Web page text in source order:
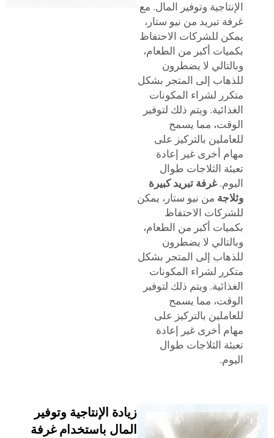
وتوفير المال. مع
تبريد من نيو ستار،
للشركات الاحتفاظ
أكبر من الطعام،
لا يضطرون
إلى المتجر بشكل
لشراء المكونات
ويتم ذلك لتوفير
مما يسمح
بالتركيز على
أخرى غير إعادة
الثلاجات طوال
غرفة تبريد كبيرة
من نيو ستار، يمكن
الاحتفاظ
أكبر من الطعام،
لا يضطرون
إلى المتجر بشكل
لشراء المكونات
ويتم ذلك لتوفير
مما يسمح
بالتركيز على
أخرى غير إعادة
الثلاجات طوال
زيادة الإنتاجية وتوفير
المال باستخدام غرفة